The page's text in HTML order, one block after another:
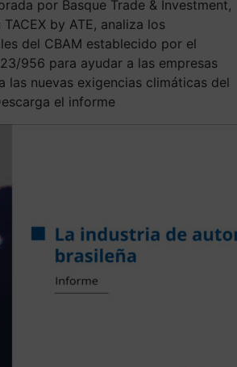
por Basque Trade & Investment,
by ATE, analiza los
del CBAM establecido por el
956 para ayudar a las empresas
las nuevas exigencias climáticas del
el informe